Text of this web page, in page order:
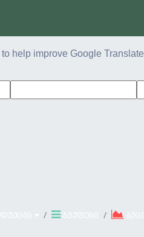
help improve Google Translate
ჯგუფები